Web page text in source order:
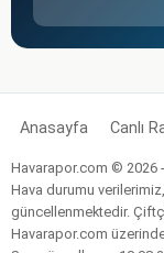
Anasayfa Canlı
Havarapor.com © 2026 -
Hava durumu
güncellenmektedir.
Havarapor.com